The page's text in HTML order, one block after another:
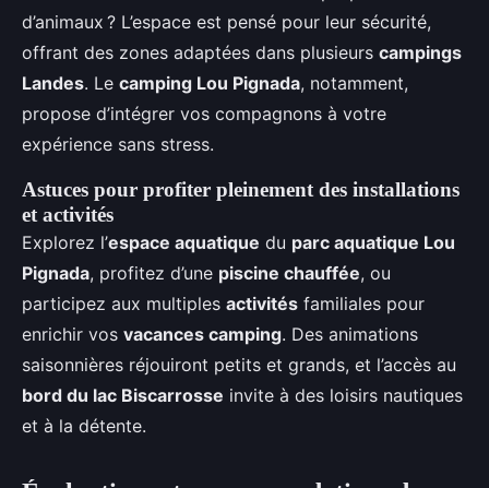
d’animaux ? L’espace est pensé pour leur sécurité,
offrant des zones adaptées dans plusieurs campings
Landes. Le camping Lou Pignada, notamment,
propose d’intégrer vos compagnons à votre
expérience sans stress.
Astuces pour profiter pleinement des installations
et activités
Explorez l’espace aquatique du parc aquatique Lou
Pignada, profitez d’une piscine chauffée, ou
participez aux multiples activités familiales pour
enrichir vos vacances camping. Des animations
saisonnières réjouiront petits et grands, et l’accès au
bord du lac Biscarrosse invite à des loisirs nautiques
et à la détente.